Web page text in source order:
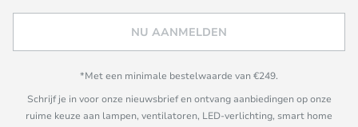
NU AANMELDEN
*Met een minimale bestelwaarde van €249.
Schrijf je in voor onze nieuwsbrief en ontvang aanbiedingen op onze
ruime keuze aan lampen, ventilatoren, LED-verlichting, smart home